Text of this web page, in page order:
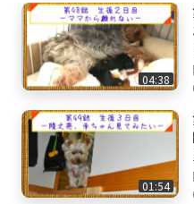
04:38
01:54